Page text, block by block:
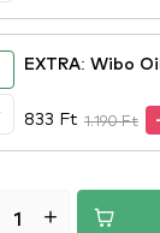
EXTRA: Wibo
833 Ft 1.190 Ft